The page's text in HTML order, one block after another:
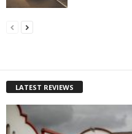
LATEST REVIEWS